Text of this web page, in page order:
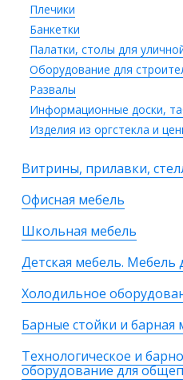
Плечики
Банкетки
Палатки, столы для
Оборудование для
Развалы
Информационные доски,
Изделия из оргстекла и
Витрины, прилавки,
Офисная мебель
Школьная мебель
Детская мебель. Мебель
Холодильное
Барные стойки и барная
Технологическое и
оборудование для